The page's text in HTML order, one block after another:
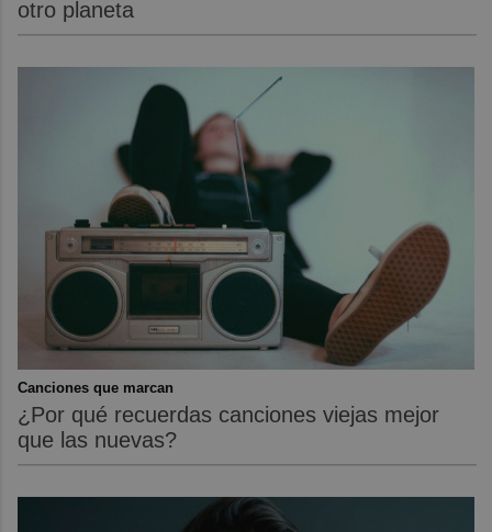
otro planeta
Canciones que marcan
¿Por qué recuerdas canciones viejas mejor
que las nuevas?